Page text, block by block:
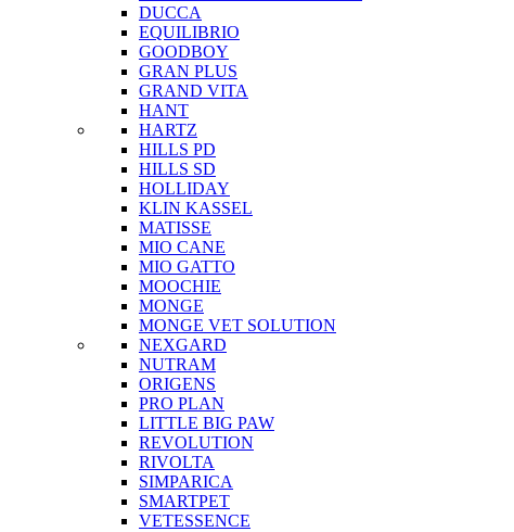
DUCCA
EQUILIBRIO
GOODBOY
GRAN PLUS
GRAND VITA
HANT
HARTZ
HILLS PD
HILLS SD
HOLLIDAY
KLIN KASSEL
MATISSE
MIO CANE
MIO GATTO
MOOCHIE
MONGE
MONGE VET SOLUTION
NEXGARD
NUTRAM
ORIGENS
PRO PLAN
LITTLE BIG PAW
REVOLUTION
RIVOLTA
SIMPARICA
SMARTPET
VETESSENCE